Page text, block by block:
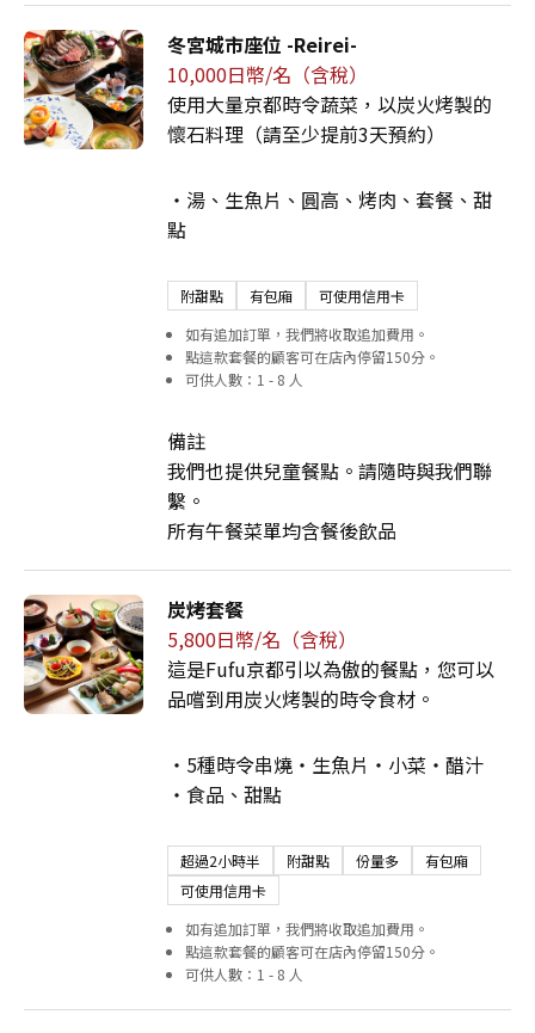
冬宮城市座位 -Reirei-
10,000日幣/名（含稅）
使用大量京都時令蔬菜，以炭火烤製的
懷石料理（請至少提前3天預約）
・湯、生魚片、圓高、烤肉、套餐、甜
點
附甜點 有包廂
可使用信用卡
如有追加訂單，我們將收取追加費用。
點這款套餐的顧客可在店內停留150分。
可供人數：1 - 8 人
備註
我們也提供兒童餐點。請隨時與我們聯
繫。
所有午餐菜單均含餐後飲品
炭烤套餐
5,800日幣/名（含稅）
這是Fufu京都引以為傲的餐點，您可以
品嚐到用炭火烤製的時令食材。
・5種時令串燒・生魚片・小菜・醋汁
・食品、甜點
超過2小時半 附甜點 份量多
有包廂
可使用信用卡
如有追加訂單，我們將收取追加費用。
點這款套餐的顧客可在店內停留150分。
可供人數：1 - 8 人